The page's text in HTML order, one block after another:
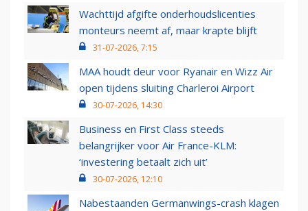
Wachttijd afgifte onderhoudslicenties
monteurs neemt af, maar krapte blijft
31-07-2026, 7:15
MAA houdt deur voor Ryanair en Wizz Air
open tijdens sluiting Charleroi Airport
30-07-2026, 14:30
Business en First Class steeds
belangrijker voor Air France-KLM:
‘investering betaalt zich uit’
30-07-2026, 12:10
Nabestaanden Germanwings-crash klagen